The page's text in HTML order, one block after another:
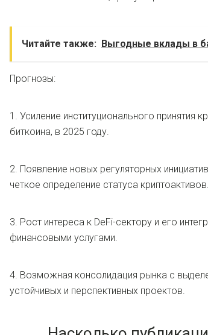
Читайте также: Выгодные вклады в
Прогнозы:
1. Усиление институционального принятия
биткоина, в 2025 году.
2. Появление новых регуляторных
четкое определение статуса криптоактивов.
3. Рост интереса к DeFi-сектору и его
финансовыми услугами.
4. Возможная консолидация рынка с
устойчивых и перспективных проектов.